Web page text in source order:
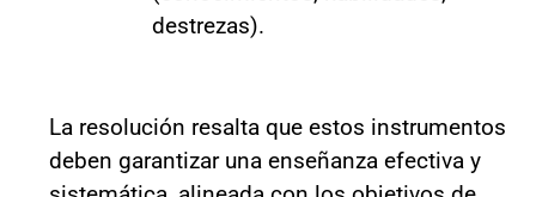
destrezas).
La resolución resalta que estos instrumentos
deben garantizar una enseñanza efectiva y